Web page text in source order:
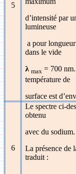
5
d’intensité par
lumineuse
a pour
dans le vide
λ max = 700 nm.
température de
surface est
6
Le spectre ci-
obtenu
avec du sodium.
La présence de
traduit :